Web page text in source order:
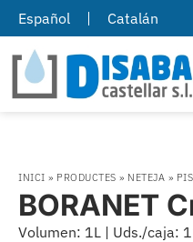
Español Catalán
INICI » PRODUCTES » NETEJA »
BORANET
Volumen: 1L | Uds./caja: